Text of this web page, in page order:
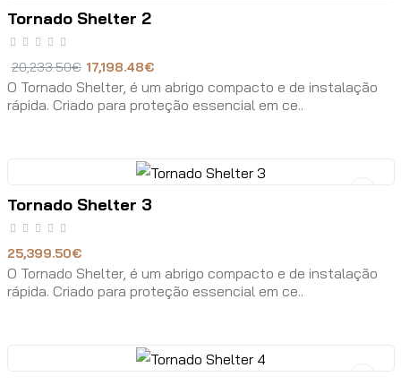
Tornado Shelter 2
20,233.50€ 17,198.48€
O Tornado Shelter, é um abrigo compacto e de instalação
rápida. Criado para proteção essencial em ce..
Tornado Shelter 3
25,399.50€
O Tornado Shelter, é um abrigo compacto e de instalação
rápida. Criado para proteção essencial em ce..